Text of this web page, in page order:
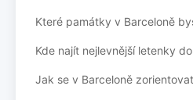
Které památky v Barceloně
Kde najít nejlevnější letenky
Jak se v Barceloně